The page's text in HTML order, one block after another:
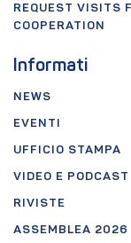
REQUEST VISITS
COOPERATION
Informati
NEWS
EVENTI
UFFICIO STAMPA
VIDEO E PODCAST
RIVISTE
ASSEMBLEA 2026